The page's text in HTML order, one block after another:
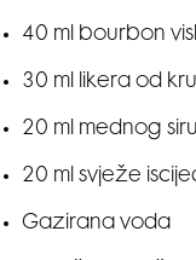
40 ml bourbon
30 ml likera od
20 ml mednog
20 ml svježe
Gazirana voda